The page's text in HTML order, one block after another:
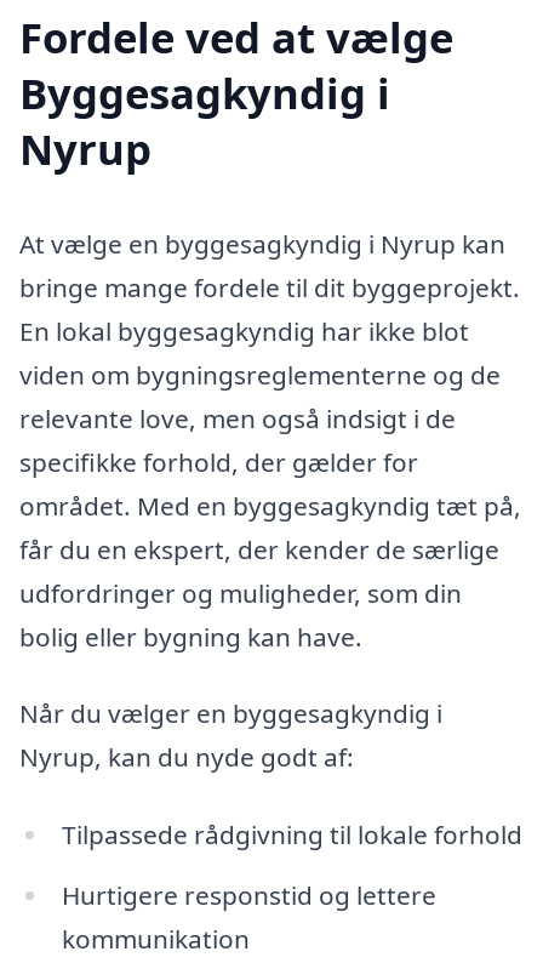
Fordele ved at vælge
Byggesagkyndig i
Nyrup
At vælge en byggesagkyndig i Nyrup kan
bringe mange fordele til dit byggeprojekt.
En lokal byggesagkyndig har ikke blot
viden om bygningsreglementerne og de
relevante love, men også indsigt i de
specifikke forhold, der gælder for
området. Med en byggesagkyndig tæt på,
får du en ekspert, der kender de særlige
udfordringer og muligheder, som din
bolig eller bygning kan have.
Når du vælger en byggesagkyndig i
Nyrup, kan du nyde godt af:
Tilpassede rådgivning til lokale forhold
Hurtigere responstid og lettere
kommunikation